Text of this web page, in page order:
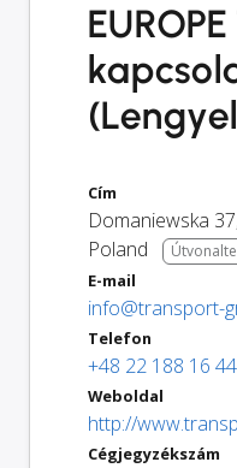
Cím
Domaniewska 37
Poland
E-mail
info@transport-
Telefon
+48 22 188 16 44
Weboldal
http://
Cégjegyzékszám